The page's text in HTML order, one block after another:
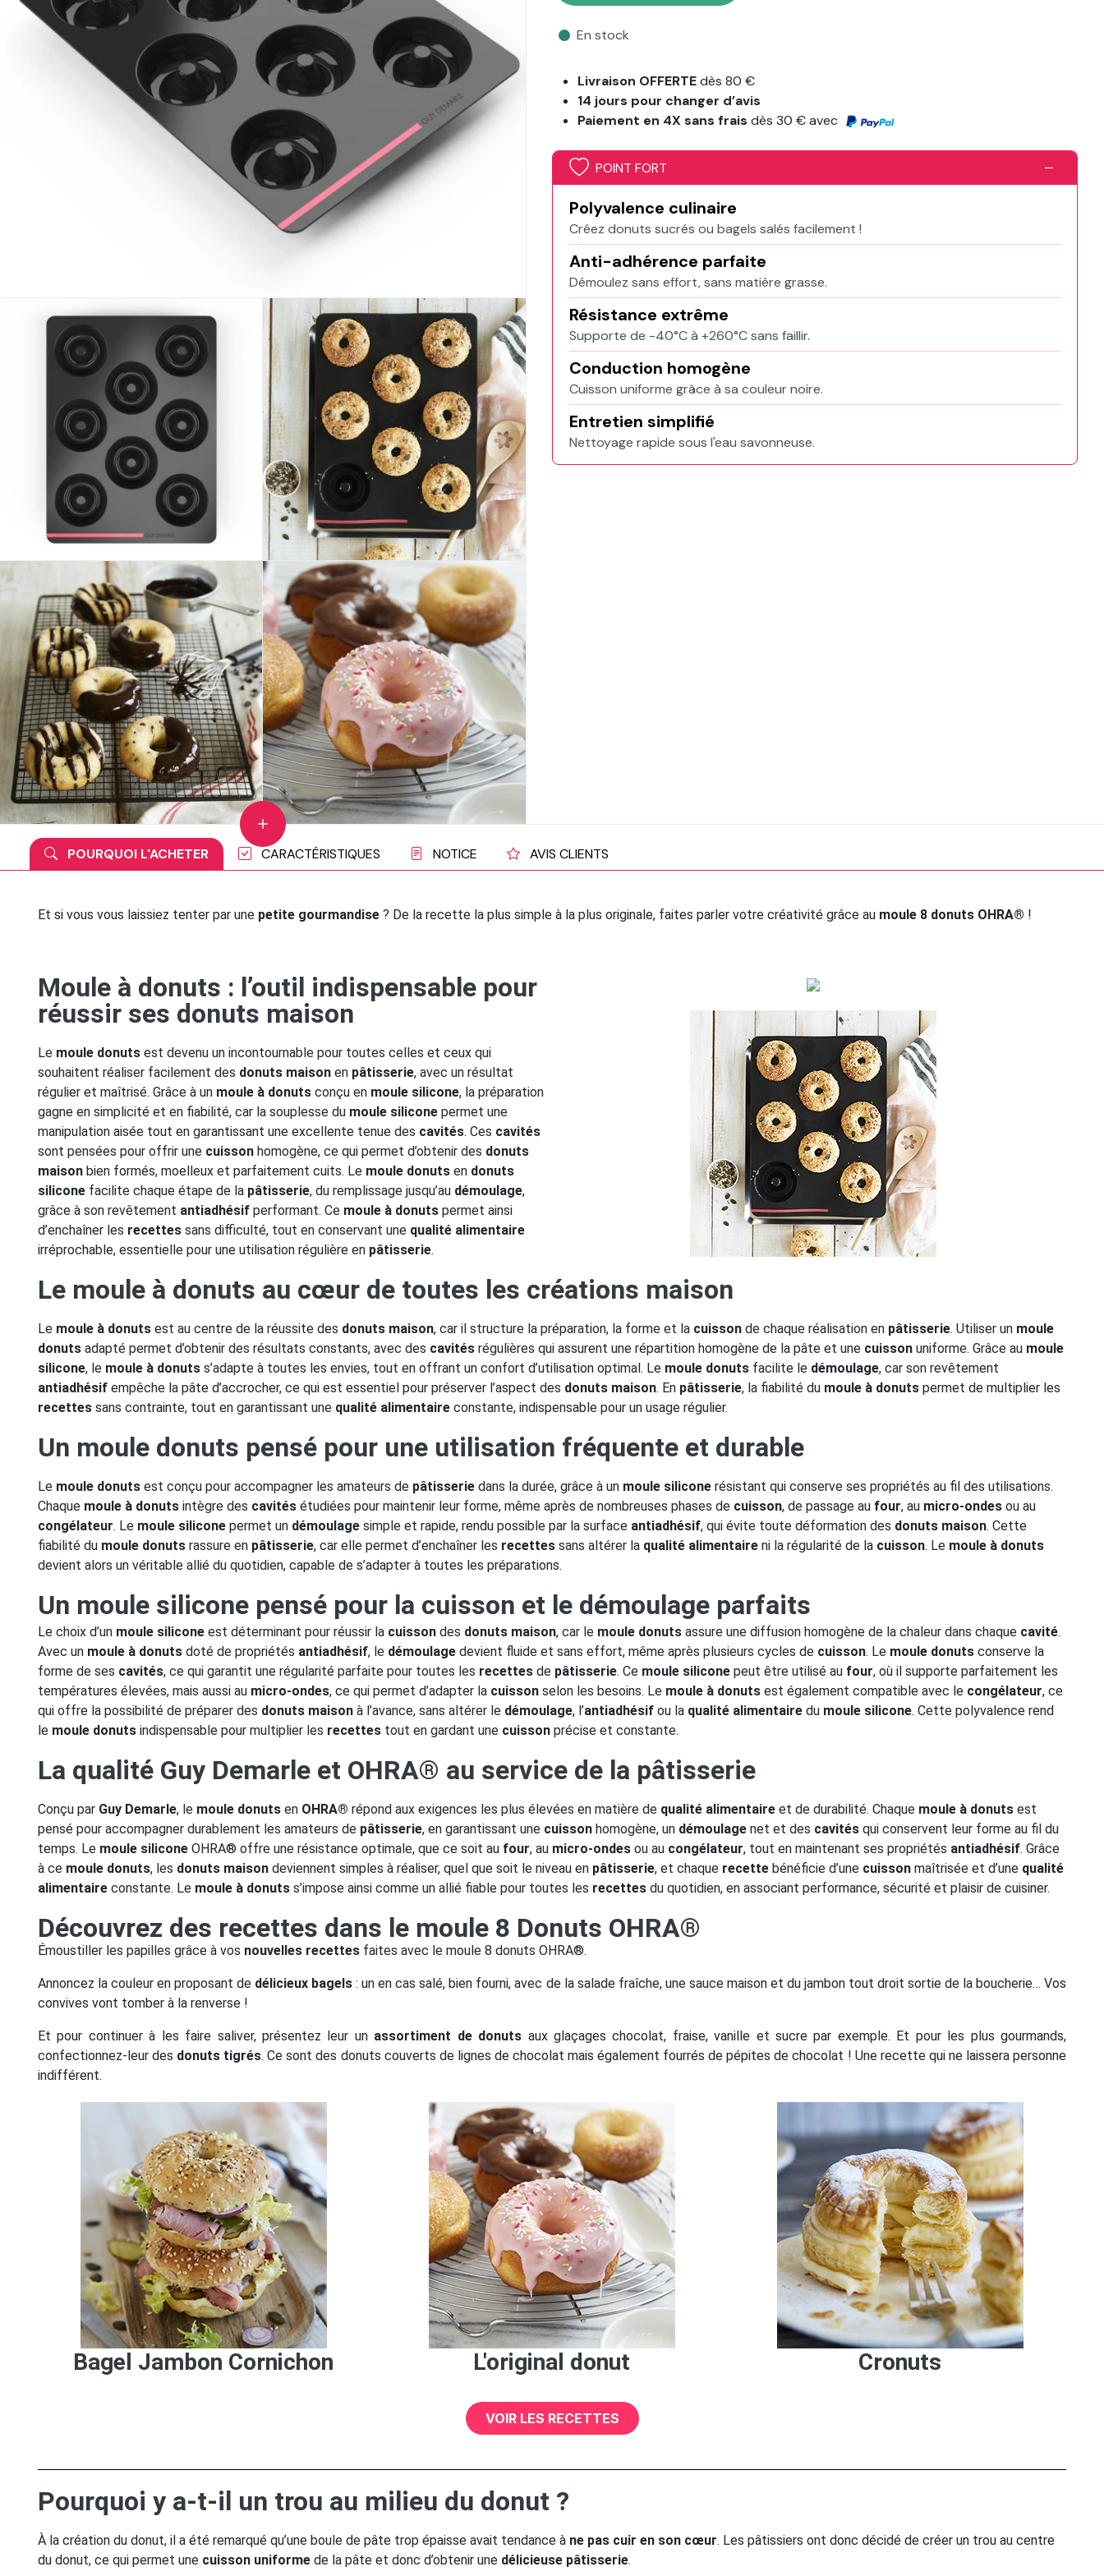
En stock
Livraison OFFERTEdès 80 €
14 jours pour changer d’avis
Paiement en 4X sans fraisdès 30 € avec
POINT FORT
Polyvalence culinaire
Créez donuts sucrés ou bagels salés facilement !
Anti-adhérence parfaite
Démoulez sans effort, sans matière grasse.
Résistance extrême
Supporte de -40°C à +260°C sans faillir.
Conduction homogène
Cuisson uniforme grâce à sa couleur noire.
Entretien simplifié
Nettoyage rapide sous l'eau savonneuse.
POURQUOI L'ACHETER CARACTÉRISTIQUES NOTICE AVIS CLIENTS
Et si vous vous laissiez tenter par une petite gourmandise ? De la recette la plus simple à la plus originale, faites parler votre créativité grâce au moule 8 donuts OHRA® !
Moule à donuts : l’outil indispensable pour
réussir ses donuts maison
Le moule donuts est devenu un incontournable pour toutes celles et ceux qui
souhaitent réaliser facilement des donuts maison en pâtisserie, avec un résultat
régulier et maîtrisé. Grâce à un moule à donuts conçu en moule silicone, la préparation
gagne en simplicité et en fiabilité, car la souplesse du moule silicone permet une
manipulation aisée tout en garantissant une excellente tenue des cavités. Ces cavités
sont pensées pour offrir une cuisson homogène, ce qui permet d’obtenir des donuts
maison bien formés, moelleux et parfaitement cuits. Le moule donuts en donuts
silicone facilite chaque étape de la pâtisserie, du remplissage jusqu’au démoulage,
grâce à son revêtement antiadhésif performant. Ce moule à donuts permet ainsi
d’enchaîner les recettes sans difficulté, tout en conservant une qualité alimentaire
irréprochable, essentielle pour une utilisation régulière en pâtisserie.
Le moule à donuts au cœur de toutes les créations maison
Le moule à donuts est au centre de la réussite des donuts maison, car il structure la préparation, la forme et la cuisson de chaque réalisation en pâtisserie. Utiliser un moule
donuts adapté permet d’obtenir des résultats constants, avec des cavités régulières qui assurent une répartition homogène de la pâte et une cuisson uniforme. Grâce au moule
silicone, le moule à donuts s’adapte à toutes les envies, tout en offrant un confort d’utilisation optimal. Le moule donuts facilite le démoulage, car son revêtement
antiadhésif empêche la pâte d’accrocher, ce qui est essentiel pour préserver l’aspect des donuts maison. En pâtisserie, la fiabilité du moule à donuts permet de multiplier les
recettes sans contrainte, tout en garantissant une qualité alimentaire constante, indispensable pour un usage régulier.
Un moule donuts pensé pour une utilisation fréquente et durable
Le moule donuts est conçu pour accompagner les amateurs de pâtisserie dans la durée, grâce à un moule silicone résistant qui conserve ses propriétés au fil des utilisations.
Chaque moule à donuts intègre des cavités étudiées pour maintenir leur forme, même après de nombreuses phases de cuisson, de passage au four, au micro-ondes ou au
congélateur. Le moule silicone permet un démoulage simple et rapide, rendu possible par la surface antiadhésif, qui évite toute déformation des donuts maison. Cette
fiabilité du moule donuts rassure en pâtisserie, car elle permet d’enchaîner les recettes sans altérer la qualité alimentaire ni la régularité de la cuisson. Le moule à donuts
devient alors un véritable allié du quotidien, capable de s’adapter à toutes les préparations.
Un moule silicone pensé pour la cuisson et le démoulage parfaits
Le choix d’un moule silicone est déterminant pour réussir la cuisson des donuts maison, car le moule donuts assure une diffusion homogène de la chaleur dans chaque cavité.
Avec un moule à donuts doté de propriétés antiadhésif, le démoulage devient fluide et sans effort, même après plusieurs cycles de cuisson. Le moule donuts conserve la
forme de ses cavités, ce qui garantit une régularité parfaite pour toutes les recettes de pâtisserie. Ce moule silicone peut être utilisé au four, où il supporte parfaitement les
températures élevées, mais aussi au micro-ondes, ce qui permet d’adapter la cuisson selon les besoins. Le moule à donuts est également compatible avec le congélateur, ce
qui offre la possibilité de préparer des donuts maison à l’avance, sans altérer le démoulage, l’antiadhésif ou la qualité alimentaire du moule silicone. Cette polyvalence rend
le moule donuts indispensable pour multiplier les recettes tout en gardant une cuisson précise et constante.
La qualité Guy Demarle et OHRA® au service de la pâtisserie
Conçu par Guy Demarle, le moule donuts en OHRA® répond aux exigences les plus élevées en matière de qualité alimentaire et de durabilité. Chaque moule à donuts est
pensé pour accompagner durablement les amateurs de pâtisserie, en garantissant une cuisson homogène, un démoulage net et des cavités qui conservent leur forme au fil du
temps. Le moule silicone OHRA® offre une résistance optimale, que ce soit au four, au micro-ondes ou au congélateur, tout en maintenant ses propriétés antiadhésif. Grâce
à ce moule donuts, les donuts maison deviennent simples à réaliser, quel que soit le niveau en pâtisserie, et chaque recette bénéficie d’une cuisson maîtrisée et d’une qualité
alimentaire constante. Le moule à donuts s’impose ainsi comme un allié fiable pour toutes les recettes du quotidien, en associant performance, sécurité et plaisir de cuisiner.
Découvrez des recettes dans le moule 8 Donuts OHRA®
Émoustiller les papilles grâce à vos nouvelles recettes faites avec le moule 8 donuts OHRA®.
Annoncez la couleur en proposant de délicieux bagels : un en cas salé, bien fourni, avec de la salade fraîche, une sauce maison et du jambon tout droit sortie de la boucherie… Vos
convives vont tomber à la renverse !
Et pour continuer à les faire saliver, présentez leur un assortiment de donuts aux glaçages chocolat, fraise, vanille et sucre par exemple. Et pour les plus gourmands,
confectionnez-leur des donuts tigrés. Ce sont des donuts couverts de lignes de chocolat mais également fourrés de pépites de chocolat ! Une recette qui ne laissera personne
indifférent.
Bagel Jambon Cornichon L'original donut Cronuts
VOIR LES RECETTES
Pourquoi y a-t-il un trou au milieu du donut ?
À la création du donut, il a été remarqué qu’une boule de pâte trop épaisse avait tendance à ne pas cuir en son cœur. Les pâtissiers ont donc décidé de créer un trou au centre
du donut, ce qui permet une cuisson uniforme de la pâte et donc d’obtenir une délicieuse pâtisserie.